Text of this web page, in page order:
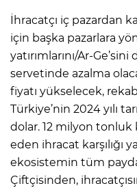
İhracatçı iç pazardan
için başka pazarlara
yatırım­larını/Ar-
servetinde azal­ma
fiyatı yükselecek,
Türki­ye’nin 2024 yılı
dolar. 12 milyon tonluk
eden ihracat kar­şılığı
ekosistemin tüm
Çiftçisinden,